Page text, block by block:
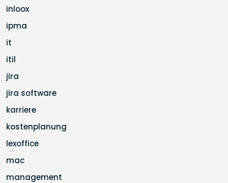
inloox
ipma
it
itil
jira
jira software
karriere
kostenplanung
lexoffice
mac
management